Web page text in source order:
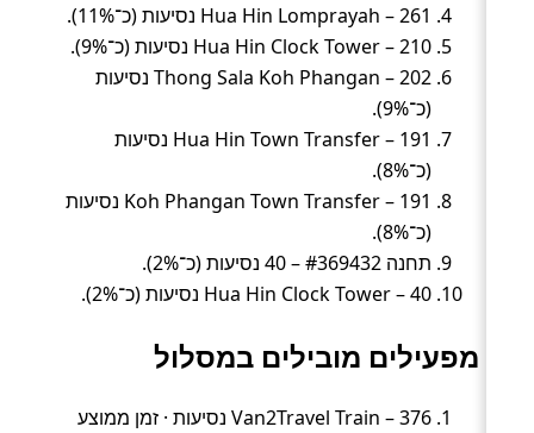
Hua Hin Lomprayah – 261 נסיעות (כ־11%).
Hua Hin Clock Tower – 210 נסיעות (כ־9%).
Thong Sala Koh Phangan – 202 נסיעות
(כ־9%).
Hua Hin Town Transfer – 191 נסיעות
(כ־8%).
Koh Phangan Town Transfer – 191 נסיעות
(כ־8%).
תחנה #369432 – 40 נסיעות (כ־2%).
Hua Hin Clock Tower – 40 נסיעות (כ־2%).
מפעילים מובילים במסלול
Van2Travel Train – 376 נסיעות · זמן ממוצע